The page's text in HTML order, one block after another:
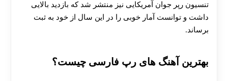
تنسیون رپر جوان آمریکایی نیز منتشر شد که بازدید بالایی
داشت و توانست آمار خوبی را در این سال از خود به ثبت
برساند.
بهترین آهنگ های رپ فارسی چیست؟